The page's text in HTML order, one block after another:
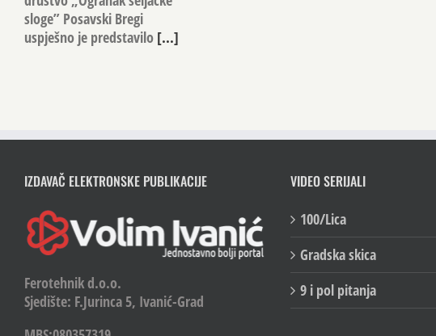
sloge” Posavski Bregi
uspješno je predstavilo[...]
IZDAVAČ ELEKTRONSKE PUBLIKACIJE
Ferotehnik d.o.o.
Sjedište: F.Jurinca 5, Ivanić-Grad
VIDEO SERIJALI
100/Lica
Gradska skica
9 i pol pitanja